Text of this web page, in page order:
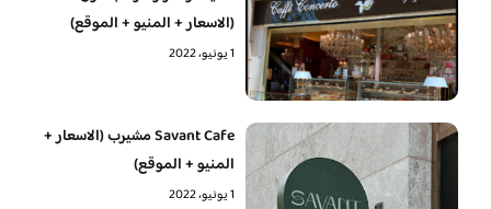
(الاسعار + المنيو + الموقع)
1 يونيو، 2022
Savant Cafe مشيرب (الاسعار +
المنيو + الموقع)
1 يونيو، 2022